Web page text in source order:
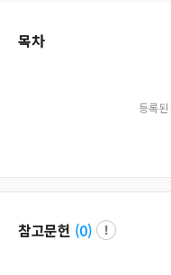
목차
등록된
참고문헌 (0)